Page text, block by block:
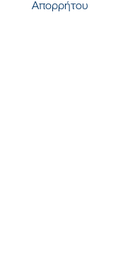
Απορρήτου